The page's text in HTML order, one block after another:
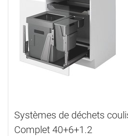
Systèmes de déchets
Complet 40+6+1.2